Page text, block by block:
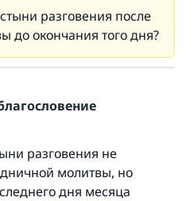
разговения после
до окончания того дня?
разговения не
молитвы, но
дня месяца